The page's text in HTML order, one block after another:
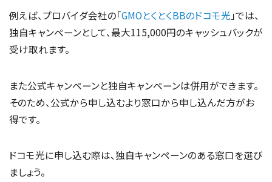
例えば、プロバイダ会社の「GMOとくとくBBのドコモ光 」では、
独自キャンペーンとして、最大115,000円のキャッシュバックが
受け取れます。
また公式キャンペーンと独自キャンペーンは併用ができます。
そのため、公式から申し込むより窓口から申し込んだ方がお
得です。
ドコモ光に申し込む際は、独自キャンペーンのある窓口を選び
ましょう。